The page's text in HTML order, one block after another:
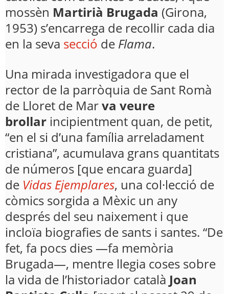
mossèn Martirià Brugada (Girona,
1953) s’encarrega de recollir cada dia
en la seva secció de Flama.
Una mirada investigadora que el
rector de la parròquia de Sant Romà
de Lloret de Marva veure
brollar incipientment quan, de petit,
“en el si d’una família arreladament
cristiana”, acumulava grans quantitats
de números [que encara guarda]
de Vidas Ejemplares, una col·lecció de
còmics sorgida a Mèxic un any
després del seu naixement i que
incloïa biografies de sants i santes. “De
fet, fa pocs dies —fa memòria
Brugada—, mentre llegia coses sobre
la vida de l’historiador català Joan